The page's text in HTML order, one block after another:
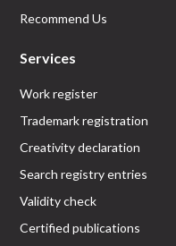
Recommend Us
Services
Work register
Trademark registration
Creativity declaration
Search registry entries
Validity check
Certified publications